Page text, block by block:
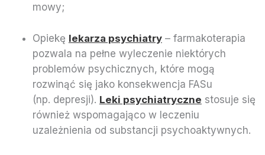
mowy;
Opiekę lekarza psychiatry– farmakoterapia
pozwala na pełne wyleczenie niektórych
problemów psychicznych, które mogą
rozwinąć się jako konsekwencja FASu
(np. depresji). Leki psychiatryczne stosuje się
również wspomagająco w leczeniu
uzależnienia od substancji psychoaktywnych.